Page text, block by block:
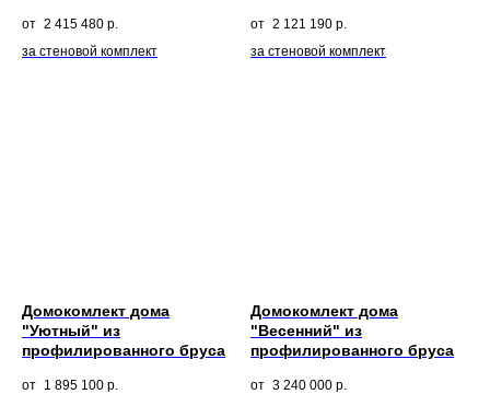
2 415 480 р.
за стеновой комплект
2 121 190 р.
за стеновой комплект
Домокомлект дома
"Уютный" из
профилированного бруса
1 895 100 р.
Домокомлект дома
"Весенний" из
профилированного бруса
3 240 000 р.